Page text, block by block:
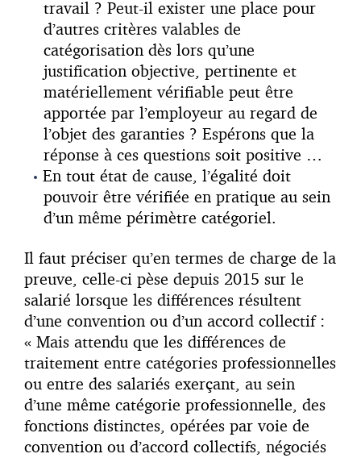
travail ? Peut-il exister une place pour
d’autres critères valables de
catégorisation dès lors qu’une
justification objective, pertinente et
matériellement vérifiable peut être
apportée par l’employeur au regard de
l’objet des garanties ? Espérons que la
réponse à ces questions soit positive …
En tout état de cause, l’égalité doit
pouvoir être vérifiée en pratique au sein
d’un même périmètre catégoriel.
Il faut préciser qu’en termes de charge de la
preuve, celle-ci pèse depuis 2015 sur le
salarié lorsque les différences résultent
d’une convention ou d’un accord collectif :
« Mais attendu que les différences de
traitement entre catégories professionnelles
ou entre des salariés exerçant, au sein
d’une même catégorie professionnelle, des
fonctions distinctes, opérées par voie de
convention ou d’accord collectifs, négociés